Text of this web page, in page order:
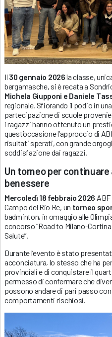
Il 30 gennaio 2026la classe,
bergamasche, si è recata a
Michela Giupponi e Daniele
regionale. Sfiorando il podio in
partecipazione di scuole
i ragazzi hanno ottenuto un
quest’occasione l’approccio di
risultati sperati, con grande
soddisfazione dai ragazzi.
Un torneo per
benessere
Mercoledì 18 febbraio 2026
Campo del Rio Re, un torneo
badminton, in omaggio alle
concorso “Road to Milano-
Salute”.
Durante l’evento è stato
acconciatura, lo stesso che ha
provinciali e di conquistare il
permesso di confermare che
possono andare di pari passo
comportamenti rischiosi.